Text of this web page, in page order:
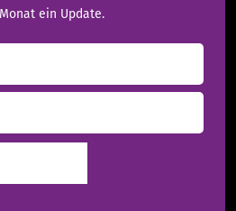
ein Update.